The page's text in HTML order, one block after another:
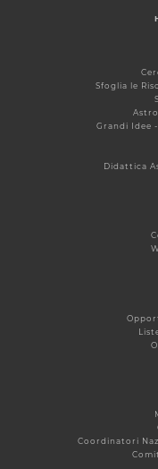
Sfoglia le
Grandi Idee
Didattica
Coordinatori